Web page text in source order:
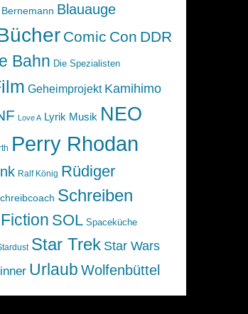
Bernemann Blauauge
Comic Con DDR
Bahn Die Spezialisten
Geheimprojekt Kamihimo
Love A Lyrik Musik NEO
Perry Rhodan
Ralf König Rüdiger
Schreiben
SOL Spaceküche
Star Trek Star Wars
Urlaub Wolfenbüttel